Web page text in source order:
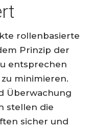
rollenbasierte
Prinzip der
entsprechen
minimieren.
Überwachung
stellen die
sicher und